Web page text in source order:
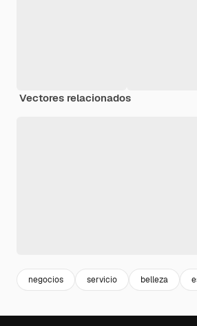
Vectores relacionados
negocios servicio belleza